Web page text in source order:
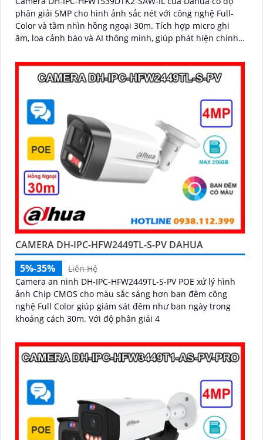
phân giải 5MP cho hình ảnh sắc nét với công nghệ Full-
Color và tầm nhìn hồng ngoại 30m. Tích hợp micro ghi
âm, loa cảnh báo và AI thông minh, giúp phát hiện chính
CAMERA DH-IPC-HFW2449TL-S-PV DAHUA
5%-35%
Liên Hệ
Camera an ninh DH-IPC-HFW2449TL-S-PV POE xử lý hình
ảnh Chip CMOS cho màu sắc sáng hơn ban đêm công
nghệ Full Color giúp giám sát đêm như ban ngày trong
khoảng cách 30m. Với độ phân giải 4